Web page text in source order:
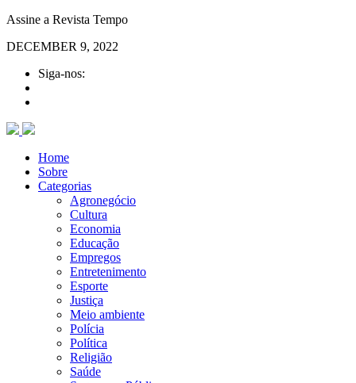
Assine a Revista Tempo
DECEMBER 9, 2022
Siga-nos:
Home
Sobre
Categorias
Agronegócio
Cultura
Economia
Educação
Empregos
Entretenimento
Esporte
Justiça
Meio ambiente
Polícia
Política
Religião
Saúde